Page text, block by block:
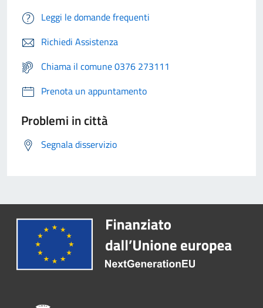
Leggi le domande frequenti
Richiedi Assistenza
Chiama il comune 0376 273111
Prenota un appuntamento
Problemi in città
Segnala disservizio